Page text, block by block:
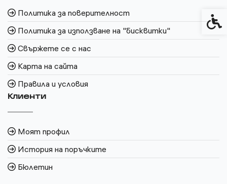
Политика за поверителност
Политика за използване на "бисквитки"
Свържете се с нас
Карта на сайта
Правила и условия
Клиенти
Моят профил
История на поръчките
Бюлетин